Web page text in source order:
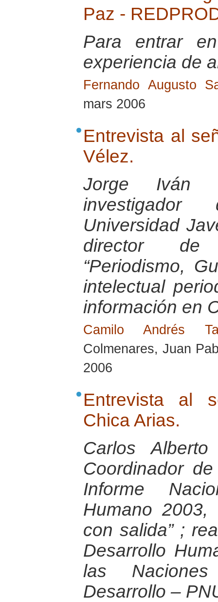
Paz -
Para entrar
experiencia de
Fernando Augusto
mars 2006
Entrevista al
Vélez.
Jorge Iván
Universidad
director de
“Periodismo,
intelectual
información en
Camilo Andrés
Colmenares, Juan
2006
Entrevista al
Chica Arias.
Carlos
Coordinador
Informe
Humano 2003,
con salida” ;
Desarrollo
las
Desarrollo –